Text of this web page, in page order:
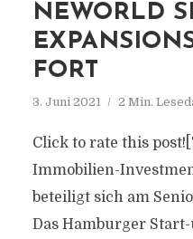
NEWORLD
FORT
3. Juni 2021 2 Min.
Click to rate this
Immobilien-
beteiligt sich am
Das Hamburger